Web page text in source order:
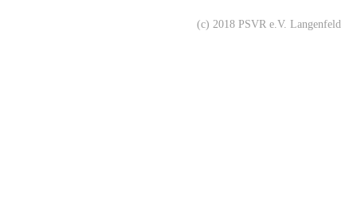
(c) 2018 PSVR e.V. Langenfeld